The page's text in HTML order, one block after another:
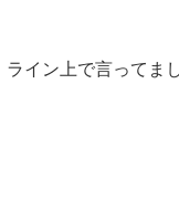
イン上で言ってま